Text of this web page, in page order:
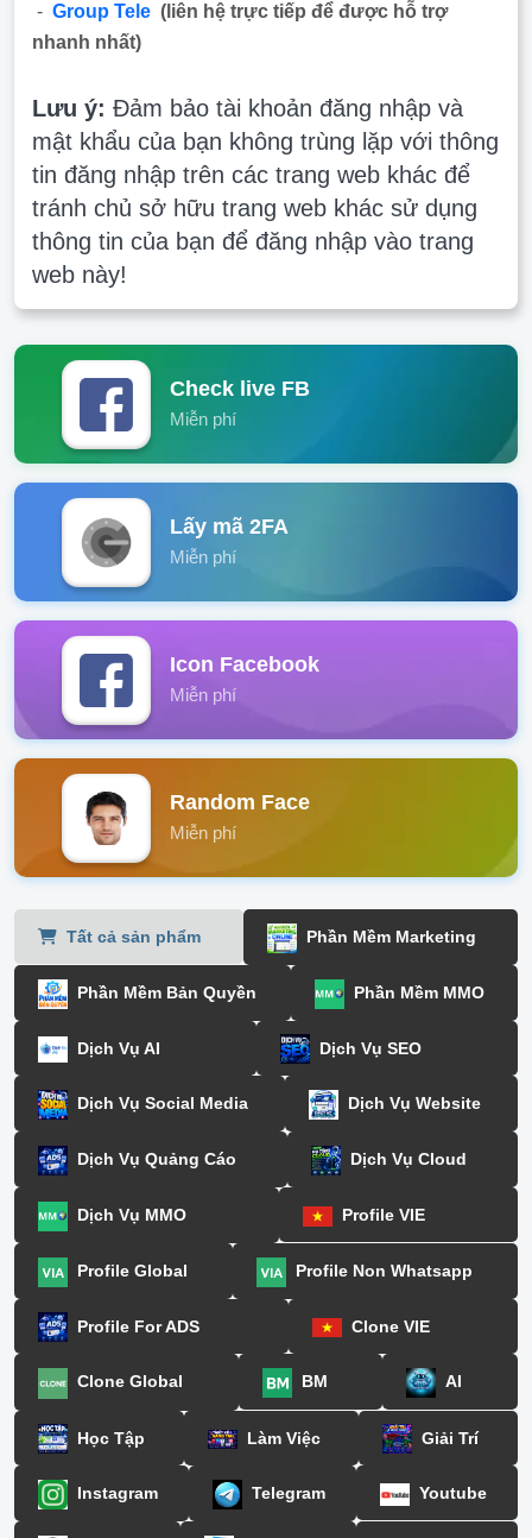
- Group Tele (liên hệ trực tiếp để được hỗ trợ
nhanh nhất)
Lưu ý: Đảm bảo tài khoản đăng nhập và
mật khẩu của bạn không trùng lặp với thông
tin đăng nhập trên các trang web khác để
tránh chủ sở hữu trang web khác sử dụng
thông tin của bạn để đăng nhập vào trang
web này!
Check live FB
Miễn phí
Lấy mã 2FA
Miễn phí
Icon Facebook
Miễn phí
Random Face
Miễn phí
Tất cả sản phẩm Phần Mềm Marketing
Phần Mềm Bản Quyền Phần Mềm MMO
Dịch Vụ AI Dịch Vụ SEO
Dịch Vụ Social Media Dịch Vụ Website
Dịch Vụ Quảng Cáo Dịch Vụ Cloud
Dịch Vụ MMO Profile VIE
Profile Global Profile Non Whatsapp
Profile For ADS Clone VIE
Clone Global BM AI
Học Tập Làm Việc Giải Trí
Instagram Telegram Youtube